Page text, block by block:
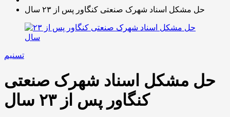
حل مشکل اسناد شهرک صنعتی کنگاور پس از ۲۳ سال
تسنیم
حل مشکل اسناد شهرک صنعتی
کنگاور پس از ۲۳ سال